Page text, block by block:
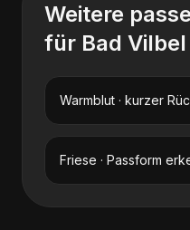
Weitere
für Bad Vilbel
Warmblut · kurzer
Friese · Passform